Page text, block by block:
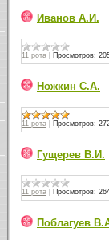
Иванов А.И.
11 рота Просмотров:
Ножкин С.А.
11 рота Просмотров:
Гущерев В.И.
11 рота Просмотров:
Поблагуев